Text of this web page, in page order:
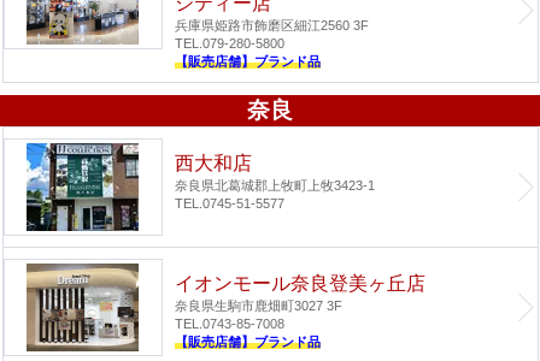
兵庫県姫路市飾磨区細江2560 3F
TEL.079-280-5800
【販売店舗】ブランド品
奈良
西大和店
奈良県北葛城郡上牧町上牧3423-1
TEL.0745-51-5577
イオンモール奈良登美ヶ丘店
奈良県生駒市鹿畑町3027 3F
TEL.0743-85-7008
【販売店舗】ブランド品